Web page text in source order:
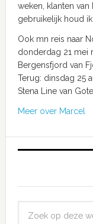
weken, klanten
gebruikelijk houd
Ook mn reis naar
donderdag 21 mei
Bergensfjord van
Terug: dinsdag 25
Stena Line van
Meer over Marcel